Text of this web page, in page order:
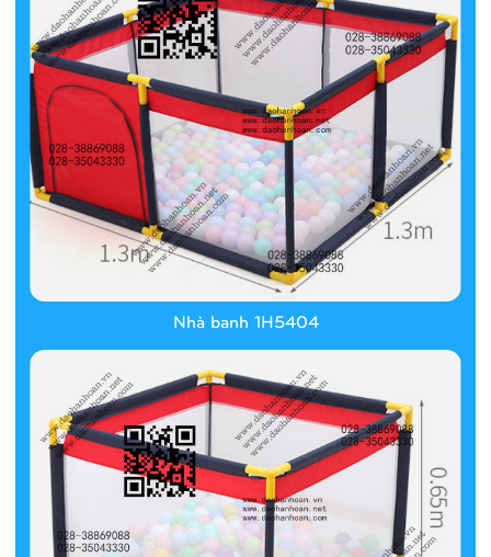
Nhà banh 1H5404